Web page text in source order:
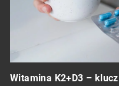
Witamina K2+D3 –